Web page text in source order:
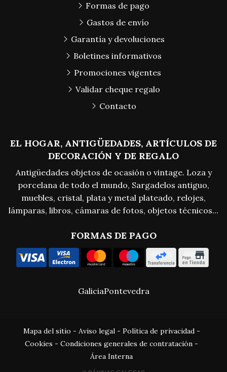
EL HOGAR, ANTIGÜEDADES, ARTÍCULOS DE
DECORACIÓN Y DE REGALO
Antigüedades objetos de ocasión o vintage. Loza y
porcelana de todo el mundo, Sargadelos antiguo,
muebles, cristal, plata y metal plateado, relojes,
lámparas, libros, cámaras de fotos, objetos técnicos...
FORMAS DE PAGO
Formas de pago
Gastos de envío
Garantía y devoluciones
Boletines informativos
Promociones vigentes
Validar cheque regalo
Contacto
GaliciaPontevedra
Mapa del sitio - Aviso legal- Política de privacidad-
Cookies - Condiciones generales de contratación -
Área Interna